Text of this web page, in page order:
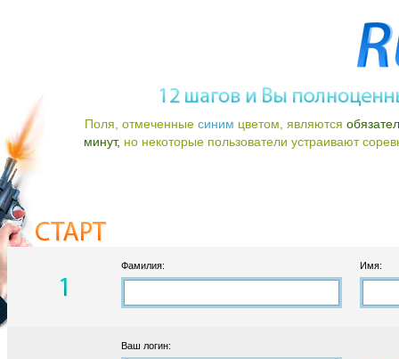
Поля, отмеченные синим цветом, являются
минут, но некоторые пользователи устраивают
Фамилия: Имя:
Ваш логин: